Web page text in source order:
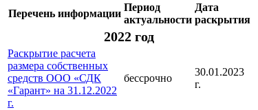
Перечень информации
Период
актуальности
Дата
раскрытия
2022 год
Раскрытие расчета
размера собственных
средств ООО «СДК
«Гарант» на 31.12.2022
г.
бессрочно
30.01.2023
г.